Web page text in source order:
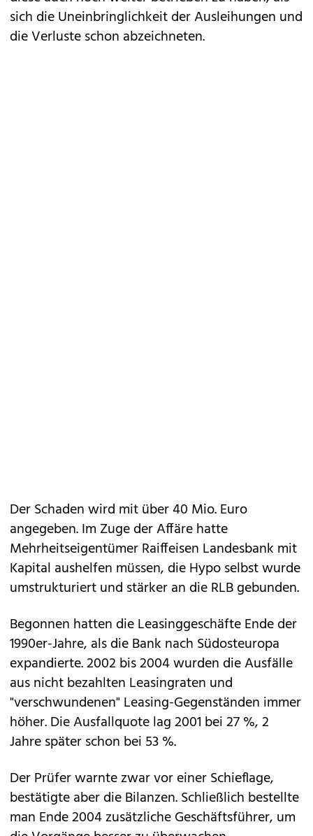
sich die Uneinbringlichkeit der Ausleihungen und
die Verluste schon abzeichneten.
Der Schaden wird mit über 40 Mio. Euro
angegeben. Im Zuge der Affäre hatte
Mehrheitseigentümer Raiffeisen Landesbank mit
Kapital aushelfen müssen, die Hypo selbst wurde
umstrukturiert und stärker an die RLB gebunden.
Begonnen hatten die Leasinggeschäfte Ende der
1990er-Jahre, als die Bank nach Südosteuropa
expandierte. 2002 bis 2004 wurden die Ausfälle
aus nicht bezahlten Leasingraten und
"verschwundenen" Leasing-Gegenständen immer
höher. Die Ausfallquote lag 2001 bei 27 %, 2
Jahre später schon bei 53 %.
Der Prüfer warnte zwar vor einer Schieflage,
bestätigte aber die Bilanzen. Schließlich bestellte
man Ende 2004 zusätzliche Geschäftsführer, um